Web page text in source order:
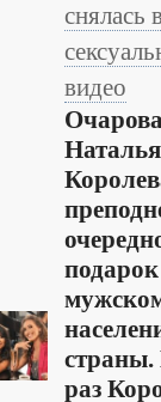
снялась
видео
Наталья
подарок
страны.
раз